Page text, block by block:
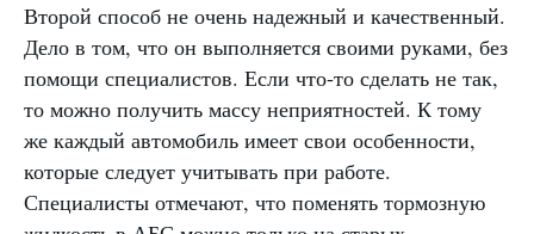
Второй способ не очень надежный и качественный.
Дело в том, что он выполняется своими руками, без
помощи специалистов. Если что-то сделать не так,
то можно получить массу неприятностей. К тому
же каждый автомобиль имеет свои особенности,
которые следует учитывать при работе.
Специалисты отмечают, что поменять тормозную